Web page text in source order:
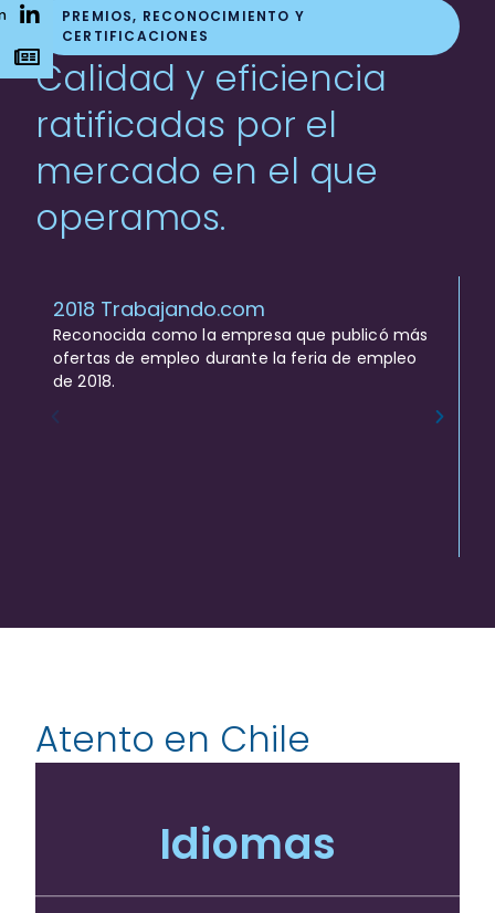
PREMIOS, RECONOCIMIENTO Y
CERTIFICACIONES
Calidad y eficiencia
ratificadas por el
mercado en el que
operamos.
que publicó más
feria de empleo
El Proveedor Más Sostenible
Reconocimiento del cliente París.
Atento en Chile
Idiomas